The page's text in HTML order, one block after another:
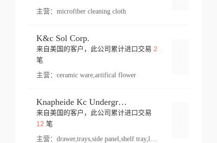
主营： microfiber cleaning cloth
K&c Sol Corp.
来自美国的客户，此公司累计进口交易 2
笔
主营： ceramic ware,artifical flower
Knapheide Kc Underground
来自美国的客户，此公司累计进口交易
12 笔
主营：